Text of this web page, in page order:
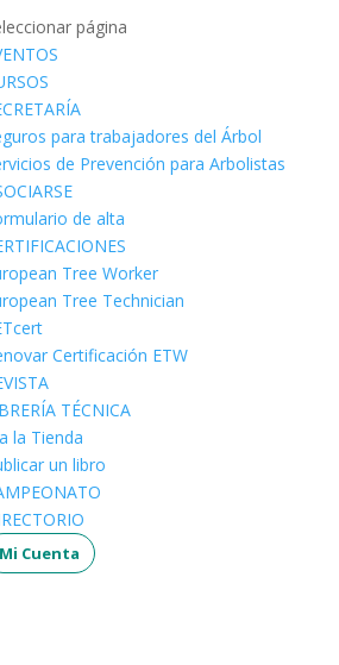
página
para trabajadores del Árbol
de Prevención para Arbolistas
de alta
Tree Worker
Tree Technician
Certificación ETW
TÉCNICA
la Tienda
un libro
Mi Cuenta